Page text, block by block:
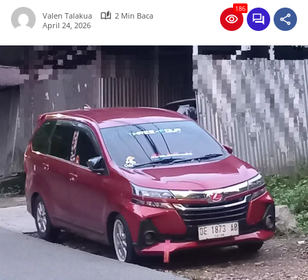
Valen Talakua
2 Min Baca
April 24, 2026
186